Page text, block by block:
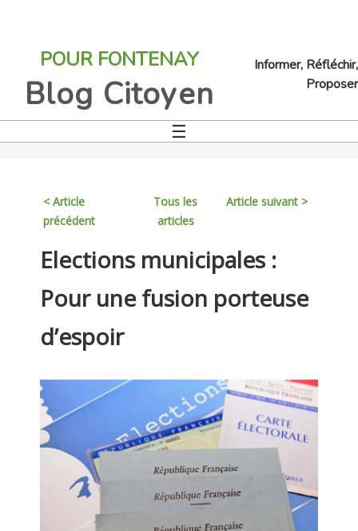
navigationPOUR FONTENAY
Blog Citoyen
Informer, Réfléchir,
Proposer
☰
< Article
précédent
Tous les
articles
Article suivant >
Back
to
top
Elections municipales :
Pour une fusion porteuse
d’espoir